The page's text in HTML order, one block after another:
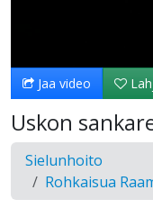
Jaa video
Uskon
Sielunhoito
Rohkaisua